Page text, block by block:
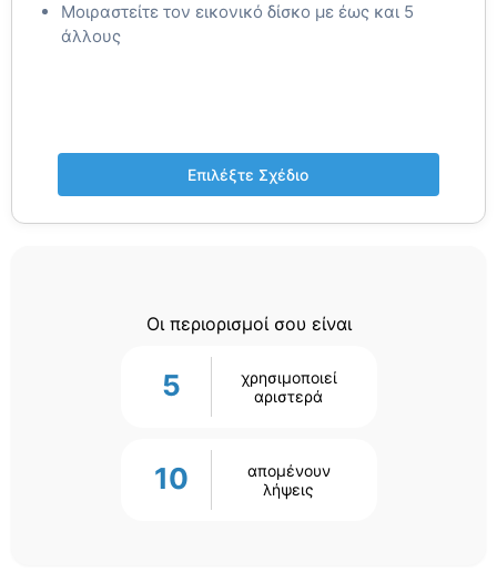
Μοιραστείτε τον εικονικό δίσκο με έως και 5
άλλους
Επιλέξτε Σχέδιο
Οι περιορισμοί σου είναι
5
χρησιμοποιεί
αριστερά
10
απομένουν
λήψεις